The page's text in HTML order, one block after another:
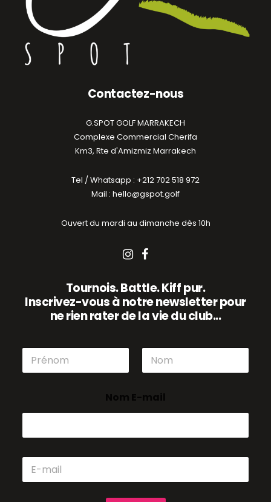
Contactez-nous
G.SPOT GOLF MARRAKECH
Complexe Commercial Cherifa
Km3, Rte d'Amizmiz Marrakech
Tel / Whatsapp : +212 702 518 972
Mail : hello@gspot.golf
Ouvert du mardi au dimanche dès 10h
Tournois. Battle. Kiff pur.
Inscrivez-vous à notre newsletter pour
ne rien rater de la vie du club...
N
m
E
m